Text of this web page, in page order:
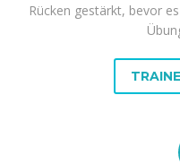
Rücken gestärkt, bevor